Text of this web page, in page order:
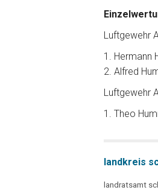
Luftgewehr
1. Hermann
2. Alfred
Luftgewehr
1. Theo
landkreis
landratsamt